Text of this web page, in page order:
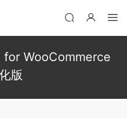
WooCommerce
版